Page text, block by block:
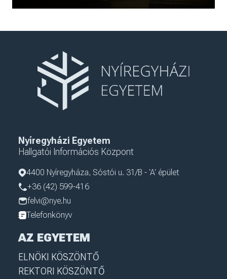
Nyíregyházi Egyetem
Hallgatói Információs Központ
4400 Nyíregyháza, Sóstói u. 31/B - 'A' épület
+36 (42) 599-416
felvi@nye.hu
Telefonkönyv
AZ EGYETEM
ELNÖKI KÖSZÖNTŐ
REKTORI KÖSZÖNTŐ